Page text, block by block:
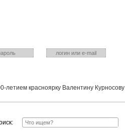
летием красноярку Валентину Курносову